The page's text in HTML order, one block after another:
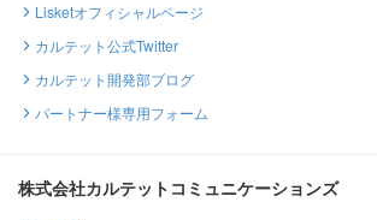
Lisketオフィシャルページ
カルテット公式Twitter
カルテット開発部ブログ
パートナー様専用フォーム
株式会社カルテットコミュニケーションズ